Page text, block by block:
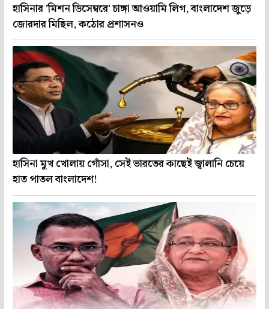
হাসিনার 'মিশন ডিসেম্বরে' চাঙ্গা আওয়ামি লিগ, বাংলাদেশ জুড়ে
জোরদার মিছিল, কঠোর প্রশাসনও
হাসিনা মুখ খোলায় গোঁসা, সেই ভারতের কাছেই জ্বালানি চেয়ে
হাত পাতল বাংলাদেশ!